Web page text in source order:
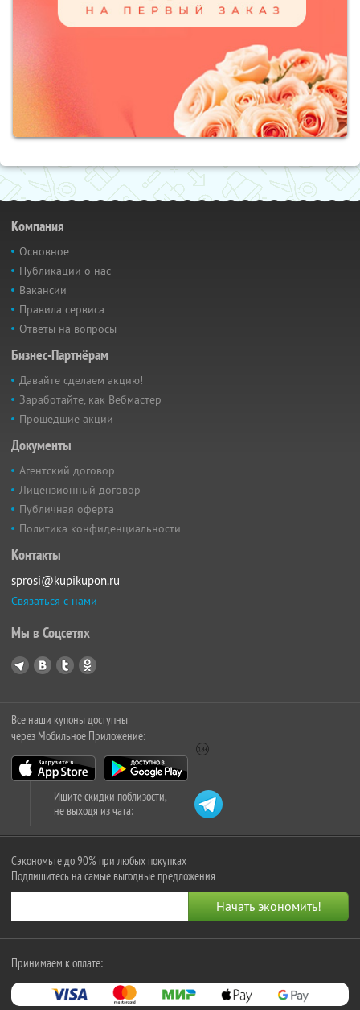
Компания
Основное
Публикации о нас
Вакансии
Правила сервиса
Ответы на вопросы
Бизнес-Партнёрам
Давайте сделаем акцию!
Заработайте, как Вебмастер
Прошедшие акции
Документы
Агентский договор
Лицензионный договор
Публичная оферта
Политика конфиденциальности
Контакты
sprosi@kupikupon.ru
Связаться с нами
Мы в Соцсетях
Все наши купоны доступны
через Мобильное Приложение:
Ищите скидки поблизости,
не выходя из чата:
Сэкономьте до 90% при любых покупках
Подпишитесь на самые выгодные предложения
Принимаем к оплате: